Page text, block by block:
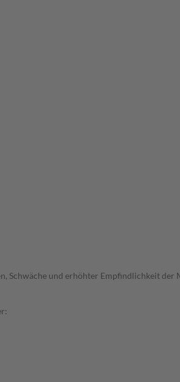
Schwäche und erhöhter Empfindlichkeit der